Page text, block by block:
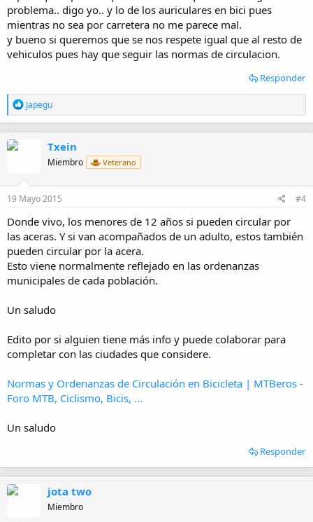
problema.. digo yo.. y lo de los auriculares en bici pues
mientras no sea por carretera no me parece mal.
y bueno si queremos que se nos respete igual que al resto de
vehiculos pues hay que seguir las normas de circulacion.
Responder
R
e
a
n
e
s
Japegu
Txein
Miembro Veterano
19 Mayo 2015 #4
Donde vivo, los menores de 12 años si pueden circular por
las aceras. Y si van acompañados de un adulto, estos también
pueden circular por la acera.
Esto viene normalmente reflejado en las ordenanzas
municipales de cada población.
Un saludo
Edito por si alguien tiene más info y puede colaborar para
completar con las ciudades que considere.
Normas y Ordenanzas de Circulación en Bicicleta | MTBeros -
Foro MTB, Ciclismo, Bicis, ...
Un saludo
Responder
jota two
Miembro